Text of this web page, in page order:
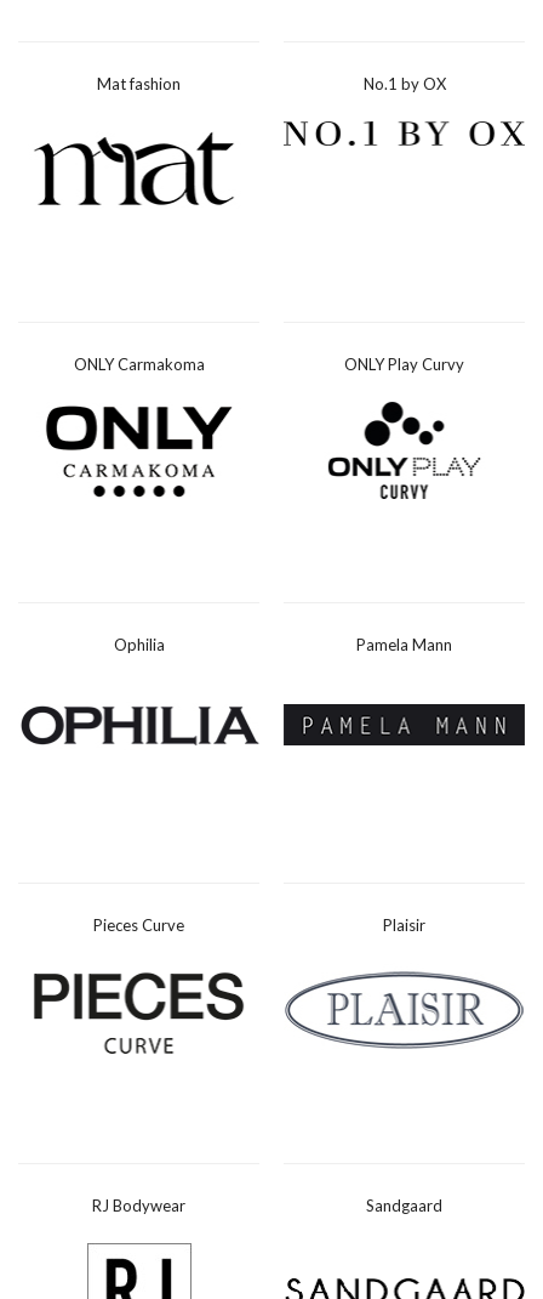
Mat fashion No.1 by OX
ONLY Carmakoma ONLY Play Curvy
Ophilia Pamela Mann
Pieces Curve Plaisir
RJ Bodywear Sandgaard